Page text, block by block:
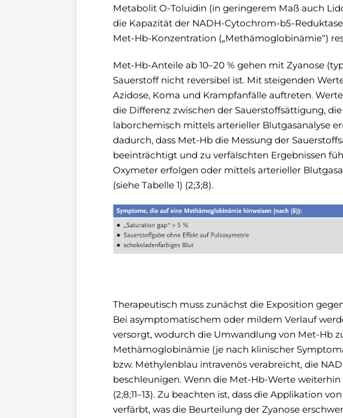
Metabolit O-Toluidin (in geringerem Maß auch
die Kapazität der NADH-Cytochrom-b5-
Met-Hb-Konzentration („Methämoglobinämie“)
Met-Hb-Anteile ab 10–20 % gehen mit Zyanose
Sauerstoff nicht reversibel ist. Mit steigenden
Azidose, Koma und Krampfanfälle auftreten.
die Differenz zwischen der Sauerstoffsättigung,
laborchemisch mittels arterieller Blutgasanalyse
dadurch, dass Met-Hb die Messung der
beeinträchtigt und zu verfälschten Ergebnissen
Oxymeter erfolgen oder mittels arterieller
(siehe Tabelle 1) (2;3;8).
Therapeutisch muss zunächst die Exposition
Bei asymptomatischem oder mildem Verlauf
versorgt, wodurch die Umwandlung von Met-Hb
Methämoglobinämie (je nach klinischer
bzw. Methylenblau intravenös verabreicht, die
beschleunigen. Wenn die Met-Hb-Werte
(2;8;11–13). Zu beachten ist, dass die Applikation
verfärbt, was die Beurteilung der Zyanose